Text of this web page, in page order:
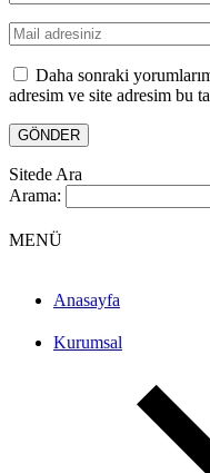
Daha sonraki
adresim ve site adresim bu
Sitede Ara
Arama:
MENÜ
Anasayfa
Kurumsal